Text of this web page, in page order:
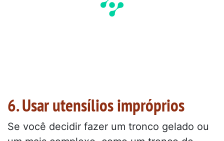
6. Usar utensílios impróprios
Se você decidir fazer um tronco gelado ou